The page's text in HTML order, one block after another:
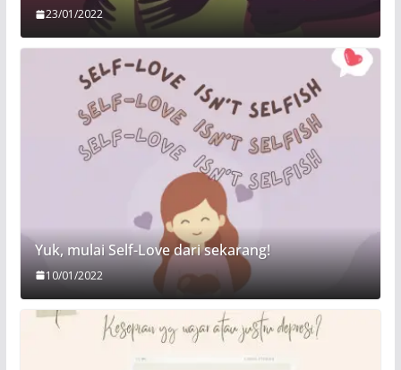
23/01/2022
Yuk, mulai Self-Love dari sekarang!
10/01/2022